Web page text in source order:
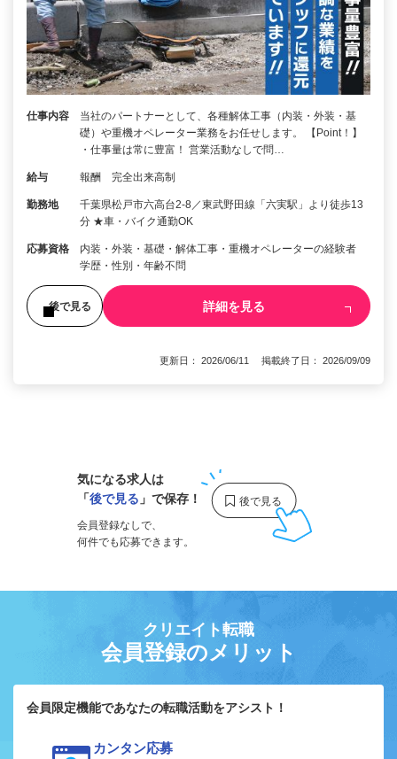
仕事内容
当社のパートナーとして、各種解体工事（内装・外装・基
礎）や重機オペレーター業務をお任せします。 【Point！】
・仕事量は常に豊富！ 営業活動なしで問…
給与 報酬 完全出来高制
勤務地
千葉県松戸市六高台2-8／東武野田線「六実駅」より徒歩13
分 ★車・バイク通勤OK
応募資格
内装・外装・基礎・解体工事・重機オペレーターの経験者
学歴・性別・年齢不問
後で見る 詳細を見る
更新日： 2026/06/11 掲載終了日： 2026/09/09
気になる求人は
「後で見る 」で保存！
会員登録なしで、
何件でも応募できます。
クリエイト転職
会員登録のメリット
会員限定機能であなたの転職活動をアシスト！
カンタン応募